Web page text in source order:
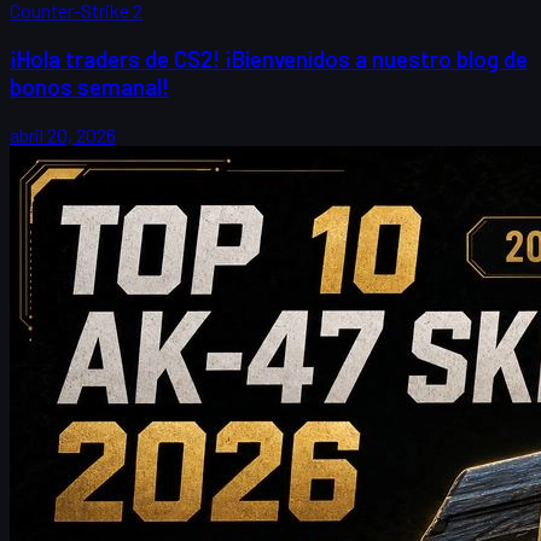
Counter-Strike 2
¡Hola traders de CS2! ¡Bienvenidos a nuestro blog de
bonos semanal!
abril 20, 2026